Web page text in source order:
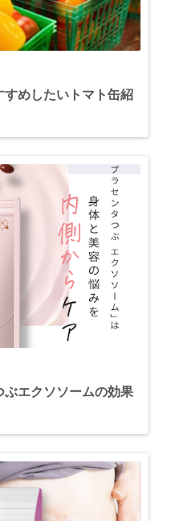
すめしたいトマト缶紹
ぶエクソソームの効果